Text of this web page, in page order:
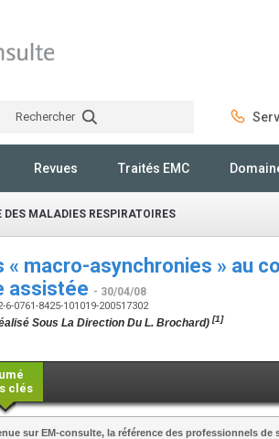
Rechercher
Revues Traités EMC
DES MALADIES RESPIRATOIRES
« macro-asynchronies » au
assistée - 30/04/08
6-0761-8425-101019-200517302
Sous La Direction Du L. Brochard) [1]
clés
sur EM-consulte, la référence des professionnels de